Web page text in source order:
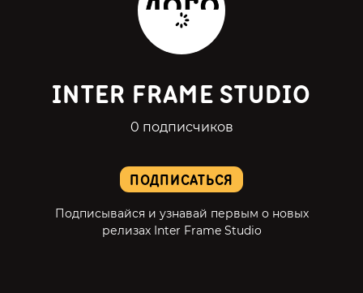
ПОДПИСАТЬСЯ
Подписывайся и узнавай первым о новых
релизах Inter Frame Studio
INTER FRAME STUDIO
0 подписчиков